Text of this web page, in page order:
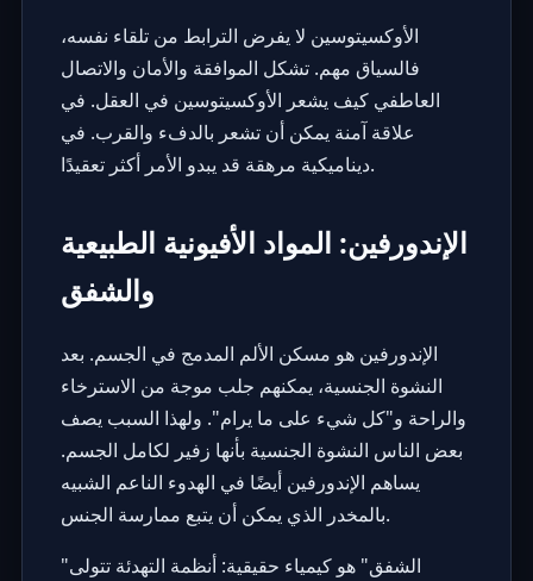
الأوكسيتوسين لا يفرض الترابط من تلقاء نفسه،
فالسياق مهم. تشكل الموافقة والأمان والاتصال
العاطفي كيف يشعر الأوكسيتوسين في العقل. في
علاقة آمنة يمكن أن تشعر بالدفء والقرب. في
ديناميكية مرهقة قد يبدو الأمر أكثر تعقيدًا.
الإندورفين: المواد الأفيونية الطبيعية
والشفق
الإندورفين هو مسكن الألم المدمج في الجسم. بعد
النشوة الجنسية، يمكنهم جلب موجة من الاسترخاء
والراحة و"كل شيء على ما يرام". ولهذا السبب يصف
بعض الناس النشوة الجنسية بأنها زفير لكامل الجسم.
يساهم الإندورفين أيضًا في الهدوء الناعم الشبيه
بالمخدر الذي يمكن أن يتبع ممارسة الجنس.
"الشفق" هو ​​كيمياء حقيقية: أنظمة التهدئة تتولى